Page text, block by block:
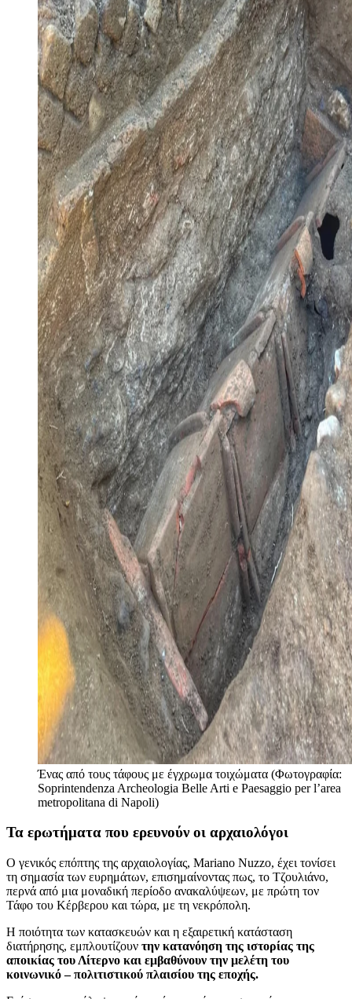
Ένας από τους τάφους με έγχρωμα τοιχώματα (Φωτογραφία:
Soprintendenza Archeologia Belle Arti e Paesaggio per l’area
metropolitana di Napoli)
Τα ερωτήματα που ερευνούν οι αρχαιολόγοι
Ο γενικός επόπτης της αρχαιολογίας, Mariano Nuzzo, έχει τονίσει
τη σημασία των ευρημάτων, επισημαίνοντας πως, το Τζουλιάνο,
περνά από μια μοναδική περίοδο ανακαλύψεων, με πρώτη τον
Τάφο του Κέρβερου και τώρα, με τη νεκρόπολη.
Η ποιότητα των κατασκευών και η εξαιρετική κατάσταση
διατήρησης, εμπλουτίζουν την κατανόηση της ιστορίας της
αποικίας του Λίτερνο και εμβαθύνουν την μελέτη του
κοινωνικό – πολιτιστικού πλαισίου της εποχής.